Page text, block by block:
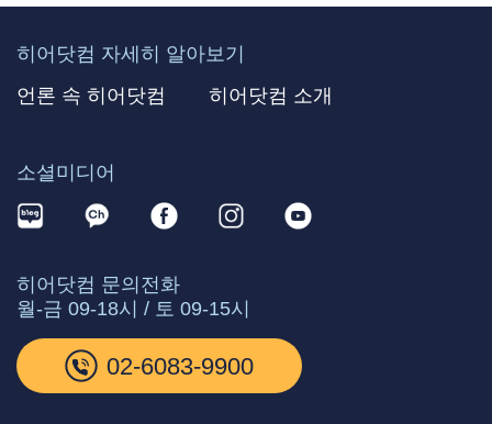
히어닷컴 자세히 알아보기
언론 속 히어닷컴
히어닷컴 소개
소셜미디어
히어닷컴 문의전화
월-금 09-18시 / 토 09-15시
02-6083-9900